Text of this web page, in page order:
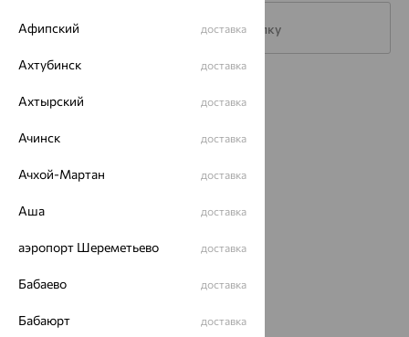
Подписаться на рассылку
ул. Зегеля, 27/2
Другие города
Афипский доставка
Ахтубинск доставка
Ахтырский доставка
Ачинск доставка
Ачхой-Мартан доставка
Аша доставка
аэропорт Шереметьево доставка
Бабаево доставка
Бабаюрт доставка